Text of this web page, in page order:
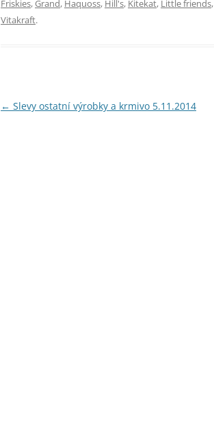
Friskies,Grand, Haquoss, Hill's, Kitekat, Little friends,
Vitakraft.
Navigace
← Slevy ostatní výrobky a krmivo 5.11.2014